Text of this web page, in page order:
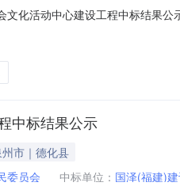
文化活动中心建设工程中标结果
有限公司项目经理：蔡跃辉证号
中标结果公示
市｜德化县
委员会 中标单位： 国泽(福建)